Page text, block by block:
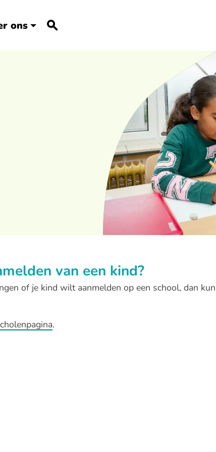
ons
van een kind?
of je kind wilt aanmelden op een school, dan
.